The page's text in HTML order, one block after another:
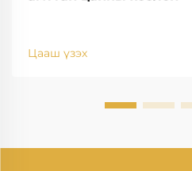
Цааш үзэх